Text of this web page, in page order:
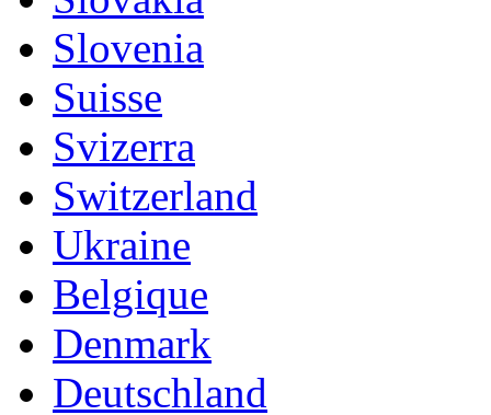
Slovenia
Suisse
Svizerra
Switzerland
Ukraine
Belgique
Denmark
Deutschland